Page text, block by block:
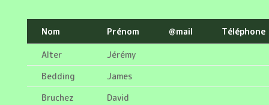
Nom Prénom @mail Téléphone
Alter
Jérémy
Bedding
James
Bruchez
David